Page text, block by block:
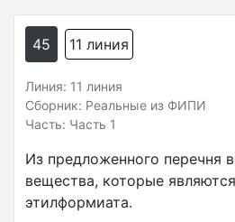
45 11 линия
Линия: 11 линия
Сборник: Реальные из ФИПИ
Часть: Часть 1
Из предложенного перечня
вещества, которые
этилформиата.